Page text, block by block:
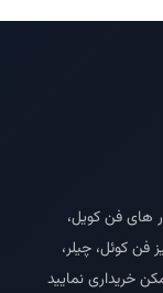
های فن کویل،
کوئل، چیلر،
خریداری نمایید